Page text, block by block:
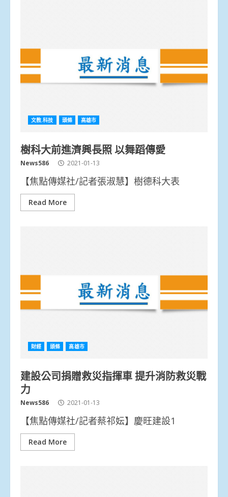
文教.科技 頭條 高雄市
樹科大前進濟興長照 以舞蹈傳愛
News586 2021-01-13
【焦點傳媒社/記者張淑慧】樹德科大表
Read More
財經 頭條 高雄市
建設公司捐贈救災指揮車 提升消防救災戰
力
News586 2021-01-13
【焦點傳媒社/記者蔡祁妘】慶旺建設1
Read More